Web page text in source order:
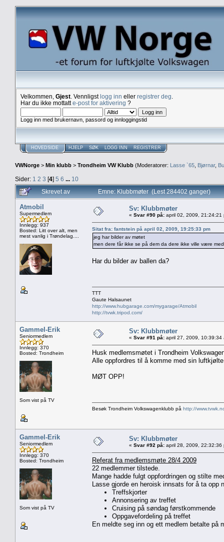
Velkommen, Gjest . Vennligstlogg inn eller registrer deg
Har du ikke mottatte-post for aktivering ?
Logg inn med brukernavn, passord og innloggingstid
HOVEDSIDE HJELP SØK LOGG INN REGISTRER
VWNorge > Min klubb > Trondheim VW Klubb (Moderatorer: Lasse `65 Bjørnar,
Sider: 1 2 3 [4] 5 6 ... 10
Skrevet av
Emne: Klubbmøter (Lest 284402 ganger)
Atmobil
Supermedlem
Innlegg: 937
Bosted: Litt over alt, men
mest vanlig i Trøndelag....
Sv: Klubbmøter
« Svar #90 på: april 02, 2009, 21:24:21
Sitat fra: fantstein på april 02, 2009, 19:25:33 pm
jeg har bilder av møtet
men dere får ikke se på dem da dere ikke ville være
Har du bilder av ballen da?
TTT
Gaute Halsaunet
http://www.hubgarage.com/mygarage/Atmobil
http://tvwk.tripod.com/
Gammel-Erik
Seniormedlem
Innlegg: 370
Bosted: Trondheim
Som vist på TV
Sv: Klubbmøter
« Svar #91 på: april 27, 2009, 10:39:34
Husk medlemsmøtet i Trondheim
Alle oppfordres til å komme med sin
MØT OPP!
Besøk Trondheim Volkswagenklubb på http://
Gammel-Erik
Seniormedlem
Innlegg: 370
Bosted: Trondheim
Som vist på TV
Sv: Klubbmøter
« Svar #92 på: april 28, 2009, 22:32:36
Referat fra medlemsmøte 28/4 2009
22 medlemmer tilstede.
Mange hadde fulgt oppfordringen og stilte
Lasse gjorde en heroisk innsats for å ta opp
Treffskjorter
Annonsering av treffet
Cruising på søndag førstkommende
Oppgavefordeling på treffet
En meldte seg inn og ett medlem betalte på